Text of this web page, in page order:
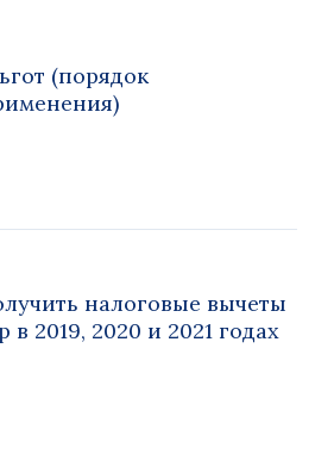
(порядок
налоговые вычеты
в 2019, 2020 и 2021 годах